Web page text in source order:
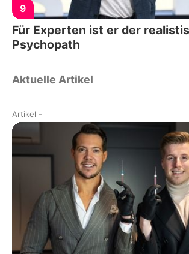
9
Für Experten ist er der
Psychopath
Aktuelle Artikel
Artikel -